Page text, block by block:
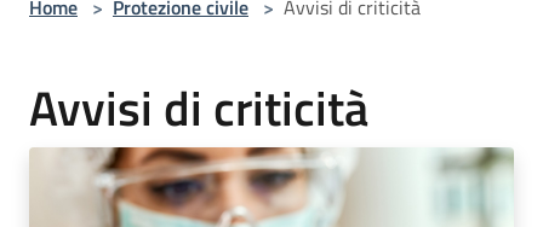
Home > Protezione civile > Avvisi di criticità
Avvisi di criticità